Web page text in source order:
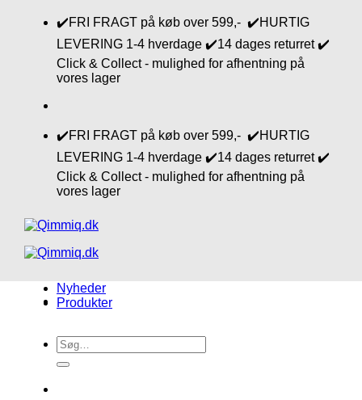
✔️FRI FRAGT på køb over 599,- ✔️HURTIG
LEVERING 1-4 hverdage ✔️14 dages returret ✔️
Click & Collect - mulighed for afhentning på
vores lager
✔️FRI FRAGT på køb over 599,- ✔️HURTIG
LEVERING 1-4 hverdage ✔️14 dages returret ✔️
Click & Collect - mulighed for afhentning på
vores lager
Søg
efter:
Nyheder
Produkter